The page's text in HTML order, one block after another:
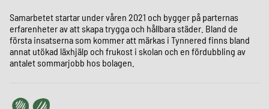
Samarbetet startar under våren 2021 och bygger på parternas
erfarenheter av att skapa trygga och hållbara städer. Bland de
första insatserna som kommer att märkas i Tynnered finns bland
annat utökad läxhjälp och frukost i skolan och en fördubbling av
antalet sommarjobb hos bolagen.